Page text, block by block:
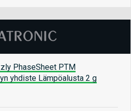
PhaseSheet PTM
yhdiste Lämpöalusta 2 g